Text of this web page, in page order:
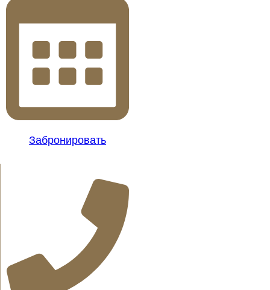
Забронировать